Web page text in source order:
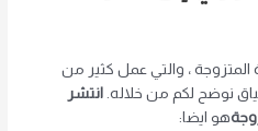
المتزوجة ، والتي عمل كثير من
نوضح لكم من خلاله. انتشر
هو ايضا: